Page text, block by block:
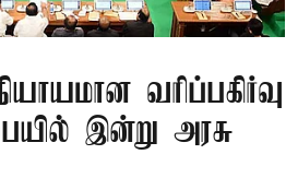
வரிப்பகிர்வு
இன்று அரசு